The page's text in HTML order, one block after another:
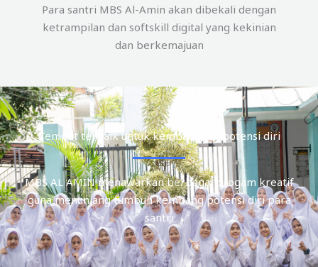
Para santri MBS Al-Amin akan dibekali dengan
ketrampilan dan softskill digital yang kekinian
dan berkemajuan
Tempat terbaik untuk kembangkan potensi diri
MBS AL AMIN menawarkan berbagai progam kreatif
guna menunjang tumbuh kembang potensi diri para
santri